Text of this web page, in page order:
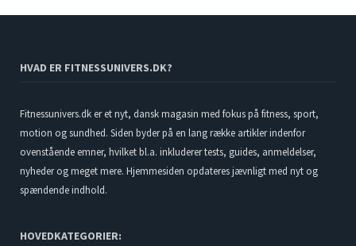
HVAD ER FITNESSUNIVERS.DK?
Fitnessunivers.dk er et nyt, dansk magasin med fokus på fitness, sport,
motion og sundhed. Siden byder på en lang række artikler indenfor
ovenstående emner, hvilket bl.a. inkluderer tests, guides, anmeldelser,
nyheder og meget mere. Hjemmesiden opdateres jævnligt med nyt og
spændende indhold.
HOVEDKATEGORIER: